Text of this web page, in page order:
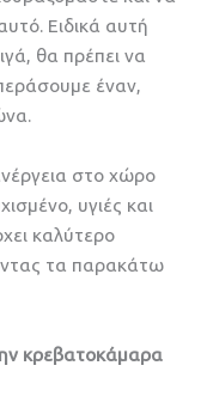
Ειδικά αυτή
θα πρέπει να
έναν,
στο χώρο
υγιές και
καλύτερο
τα παρακάτω
κρεβατοκάμαρα